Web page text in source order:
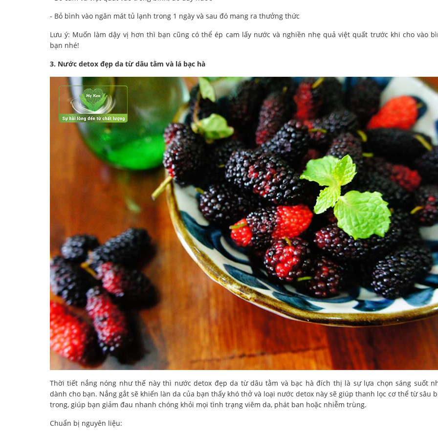
- Bỏ bình vào ngăn mát tủ lạnh trong 1 ngày và sau đó mang ra thưởng thức
Lưu ý: Muốn làm dậy vị hơn thì bạn cũng có thể ép cam lấy nước và nghiền nhẹ quả việt quất trước khi cho vào
bạn nhé!
3. Nước detox đẹp da từ dâu tằm và lá bạc hà
Thời tiết nắng nóng như thế này thì nước detox đẹp da từ dâu tằm và bạc hà đích thị là sự lựa chọn sáng suốt
dành cho bạn. Nắng gắt sẽ khiến làn da của bạn thấy khó thở và loại nước detox này sẽ giúp thanh lọc cơ thể từ sâu
trong, giúp bạn giảm đau nhanh chóng khỏi mọi tình trạng viêm da, phát ban hoặc nhiễm trùng.
Chuẩn bị nguyên liệu: